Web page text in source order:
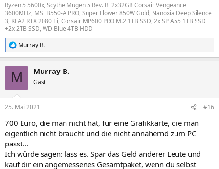
Ryzen 5 5600x, Scythe Mugen 5 Rev. B, 2x32GB Corsair Vengeance
3600MHz, MSI B550-A PRO, Super Flower 850W Gold, Nanoxia Deep Silence
3, KFA2 RTX 2080 Ti, Corsair MP600 PRO M.2 1TB SSD, 2x SP A55 1TB SSD
+2x 2TB SSD, WD Blue 4TB HDD
R
e
e
:
Murray B.
M Murray B.
Gast
25. Mai 2021 #16
700 Euro, die man nicht hat, für eine Grafikkarte, die man
eigentlich nicht braucht und die nicht annähernd zum PC
passt...
Ich würde sagen: lass es. Spar das Geld anderer Leute und
kauf dir ein angemessenes Gesamtpaket, wenn du selbst